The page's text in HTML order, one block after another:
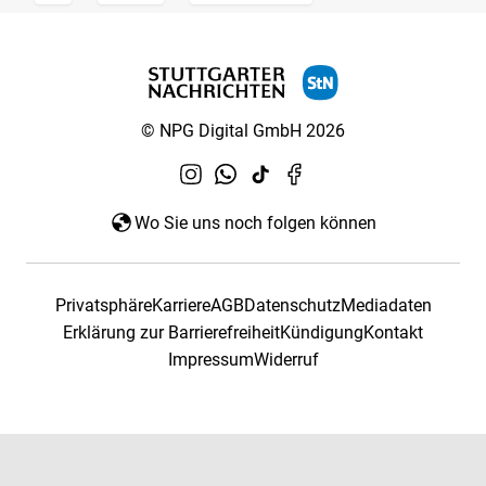
© NPG Digital GmbH 2026
Wo Sie uns noch folgen können
PrivatsphäreKarriereAGBDatenschutzMediadaten
Erklärung zur BarrierefreiheitKündigungKontakt
ImpressumWiderruf